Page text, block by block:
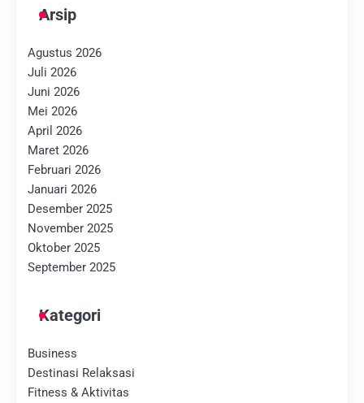
Arsip
Agustus 2026
Juli 2026
Juni 2026
Mei 2026
April 2026
Maret 2026
Februari 2026
Januari 2026
Desember 2025
November 2025
Oktober 2025
September 2025
Kategori
Business
Destinasi Relaksasi
Fitness & Aktivitas